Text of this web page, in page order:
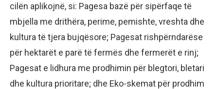
cilën aplikojnë, si: Pagesa bazë për sipërfaqe të
mbjella me drithëra, perime, pemishte, vreshta dhe
kultura të tjera bujqësore; Pagesat rishpërndarëse
për hektarët e parë të fermës dhe fermerët e rinj;
Pagesat e lidhura me prodhimin për blegtori, bletari
dhe kultura prioritare; dhe Eko-skemat për prodhim